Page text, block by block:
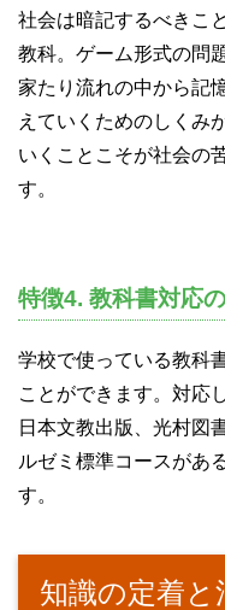
社会は暗記するべきこ
教科。ゲーム形式の問
家たり流れの中から記
えていくためのしくみ
いくことこそが社会の
す。
特徴4. 教科書対応
学校で使っている教科
ことができます。対応
日本文教出版、光村図
ルゼミ標準コースがあ
す。
知識の定着と